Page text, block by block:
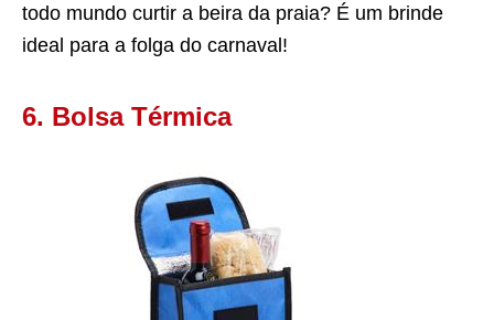
todo mundo curtir a beira da praia? É um brinde
ideal para a folga do carnaval!
6. Bolsa Térmica